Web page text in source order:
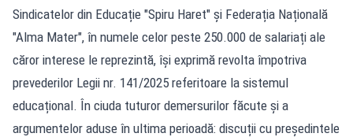
Sindicatelor din Educație "Spiru Haret" și Federația Națională
"Alma Mater", în numele celor peste 250.000 de salariați ale
căror interese le reprezintă, își exprimă revolta împotriva
prevederilor Legii nr. 141/2025 referitoare la sistemul
educațional. În ciuda tuturor demersurilor făcute și a
argumentelor aduse în ultima perioadă: discuții cu președintele